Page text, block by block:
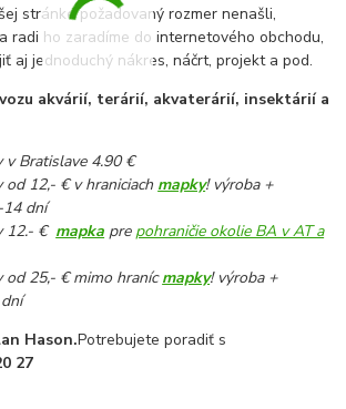
stránke požadovaný rozmer nenašli,
radi ho zaradíme do internetového obchodu,
aj jednoduchý nákres, náčrt, projekt a pod.
akvárií, terárií, akvaterárií, insektárií a
v Bratislave 4.90 €
od 12,- € v hraniciach mapky! výroba +
14 dní
12.- € mapka pre pohraničie okolie BA v AT a
od 25,- € mimo hranícmapky! výroba +
Hason.Potrebujete poradiť s
27